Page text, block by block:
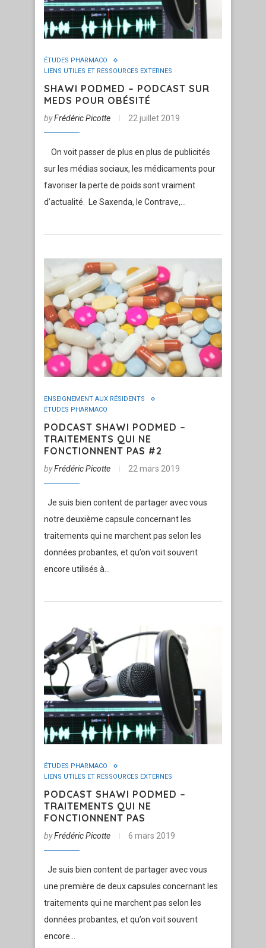
ÉTUDES PHARMACO
LIENS UTILES ET RESSOURCES EXTERNES
SHAWI PODMED – PODCAST SUR
MEDS POUR OBÉSITÉ
byFrédéric Picotte 22 juillet 2019
On voit passer de plus en plus de publicités
sur les médias sociaux, les médicaments pour
favoriser la perte de poids sont vraiment
d’actualité. Le Saxenda, le Contrave,…
ENSEIGNEMENT AUX RÉSIDENTS
ÉTUDES PHARMACO
PODCAST SHAWI PODMED –
TRAITEMENTS QUI NE
FONCTIONNENT PAS #2
byFrédéric Picotte 22 mars 2019
Je suis bien content de partager avec vous
notre deuxième capsule concernant les
traitements qui ne marchent pas selon les
données probantes, et qu’on voit souvent
encore utilisés à…
ÉTUDES PHARMACO
LIENS UTILES ET RESSOURCES EXTERNES
PODCAST SHAWI PODMED –
TRAITEMENTS QUI NE
FONCTIONNENT PAS
byFrédéric Picotte 6 mars 2019
Je suis bien content de partager avec vous
une première de deux capsules concernant les
traitements qui ne marchent pas selon les
données probantes, et qu’on voit souvent
encore…